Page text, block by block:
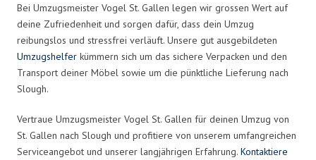
Bei Umzugsmeister Vogel St. Gallen legen wir grossen Wert auf
deine Zufriedenheit und sorgen dafür, dass dein Umzug
reibungslos und stressfrei verläuft. Unsere gut ausgebildeten
Umzugshelfer kümmern sich um das sichere Verpacken und den
Transport deiner Möbel sowie um die pünktliche Lieferung nach
Slough.
Vertraue Umzugsmeister Vogel St. Gallen für deinen Umzug von
St. Gallen nach Slough und profitiere von unserem umfangreichen
Serviceangebot und unserer langjährigen Erfahrung. Kontaktiere